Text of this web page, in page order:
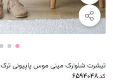
تیشرت شلوارک مینی موس پاپیونی ترک
کد